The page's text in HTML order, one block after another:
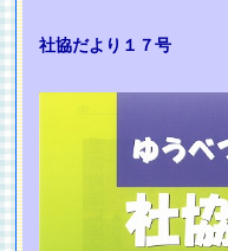
社協だより１７号